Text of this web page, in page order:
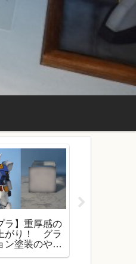
ラ】重厚感の
がり！ グラ
ン塗装のやり